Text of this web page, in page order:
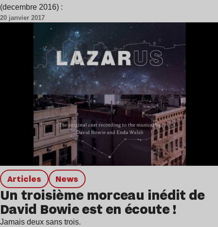
(decembre 2016) :
20 janvier 2017
Articles news
Un troisième morceau inédit de
David Bowie est en écoute !
Jamais deux sans trois.